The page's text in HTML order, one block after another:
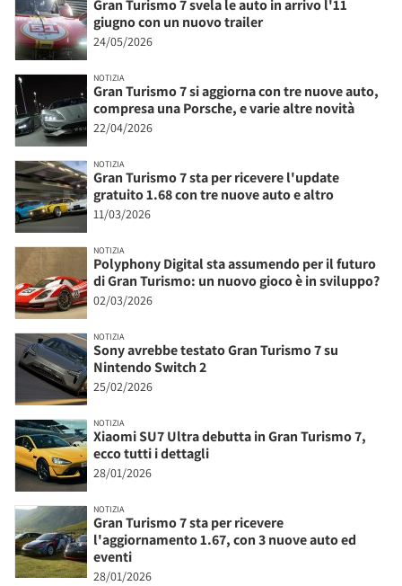
Gran Turismo 7 svela le auto in arrivo l'11
giugno con un nuovo trailer
24/05/2026
NOTIZIA
Gran Turismo 7 si aggiorna con tre nuove auto,
compresa una Porsche, e varie altre novità
22/04/2026
NOTIZIA
Gran Turismo 7 sta per ricevere l'update
gratuito 1.68 con tre nuove auto e altro
11/03/2026
NOTIZIA
Polyphony Digital sta assumendo per il futuro
di Gran Turismo: un nuovo gioco è in sviluppo?
02/03/2026
NOTIZIA
Sony avrebbe testato Gran Turismo 7 su
Nintendo Switch 2
25/02/2026
NOTIZIA
Xiaomi SU7 Ultra debutta in Gran Turismo 7,
ecco tutti i dettagli
28/01/2026
NOTIZIA
Gran Turismo 7 sta per ricevere
l'aggiornamento 1.67, con 3 nuove auto ed
eventi
28/01/2026